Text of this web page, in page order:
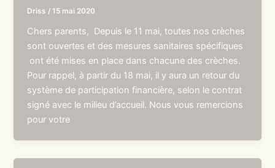
Driss /15 mai 2020
Chers parents, Depuis le 11 mai, toutes nos crèches
sont ouvertes et des mesures sanitaires spécifiques
ont été mises en place dans chacune des crèches.
Pour rappel, à partir du 18 mai, il y aura un retour du
système de participation financière, selon le contrat
signé avec le milieu d’accueil. Nous vous remercions
pour votre